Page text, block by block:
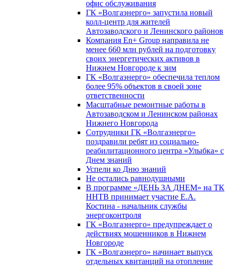
офис обслуживания
ГК «Волгаэнерго» запустила новый
колл-центр для жителей
Автозаводского и Ленинского районов
Компания En+ Group направила не
менее 660 млн рублей на подготовку
своих энергетических активов в
Нижнем Новгороде к зим
ГК «Волгаэнерго» обеспечила теплом
более 95% объектов в своей зоне
ответственности
Масштабные ремонтные работы в
Автозаводском и Ленинском районах
Нижнего Новгорода
Сотрудники ГК «Волгаэнерго»
поздравили ребят из социально-
реабилитационного центра «Улыбка» с
Днем знаний
Успели ко Дню знаний
Не остались равнодушными
В программе «ДЕНЬ ЗА ДНЕМ» на ТК
ННТВ принимает участие Е.А.
Костина - начальник службы
энергоконтроля
ГК «Волгаэнерго» предупреждает о
действиях мошенников в Нижнем
Новгороде
ГК «Волгаэнерго» начинает выпуск
отдельных квитанций на отопление